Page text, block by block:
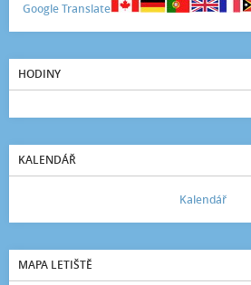
Google Translate
HODINY
KALENDÁŘ
Kalendář
MAPA LETIŠTĚ